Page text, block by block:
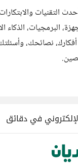
التقنيات
البرمجيات، الذكاء
أفكارك، نصائحك،
في دقائق